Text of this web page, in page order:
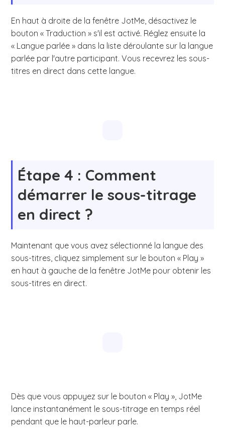
En haut à droite de la fenêtre JotMe, désactivez le
bouton « Traduction » s'il est activé. Réglez ensuite la
« Langue parlée » dans la liste déroulante sur la langue
parlée par l'autre participant. Vous recevrez les sous-
titres en direct dans cette langue.
Étape 4 : Comment
démarrer le sous-titrage
en direct ?
Maintenant que vous avez sélectionné la langue des
sous-titres, cliquez simplement sur le bouton « Play »
en haut à gauche de la fenêtre JotMe pour obtenir les
sous-titres en direct.
Dès que vous appuyez sur le bouton « Play », JotMe
lance instantanément le sous-titrage en temps réel
pendant que le haut-parleur parle.